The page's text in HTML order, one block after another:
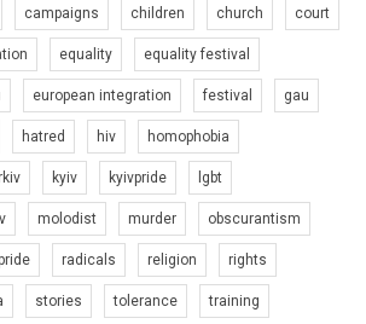
Зупинимо насильство проти ЛГБТ в Україні! Stop violence against LGBT in Ukraine!
промо-ролік на конкурс PACT, який
"Гей-альянс Україна" з протидії
campaigns children church court
equality equality festival
european integration festival gau
hatred hiv homophobia
kyiv kyivpride lgbt
molodist murder obscurantism
radicals religion rights
stories tolerance training